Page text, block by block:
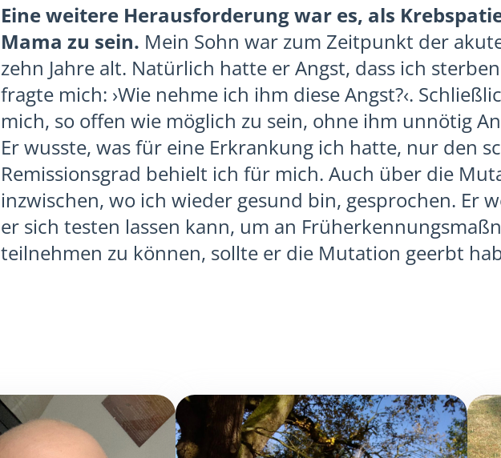
Eine weitere Herausforderung war es, als
Mama zu sein. Mein Sohn war zum Zeitpunkt der
zehn Jahre alt. Natürlich hatte er Angst, dass ich
fragte mich: ›Wie nehme ich ihm diese Angst?‹.
mich, so offen wie möglich zu sein, ohne ihm unnötig
Er wusste, was für eine Erkrankung ich hatte, nur den
Remissionsgrad behielt ich für mich. Auch über die
inzwischen, wo ich wieder gesund bin, gesprochen. Er
er sich testen lassen kann, um an
teilnehmen zu können, sollte er die Mutation geerbt